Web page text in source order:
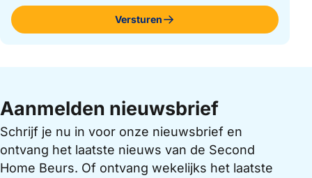
Versturen
Aanmelden nieuwsbrief
Schrijf je nu in voor onze nieuwsbrief en
ontvang het laatste nieuws van de Second
Home Beurs. Of ontvang wekelijks het laatste